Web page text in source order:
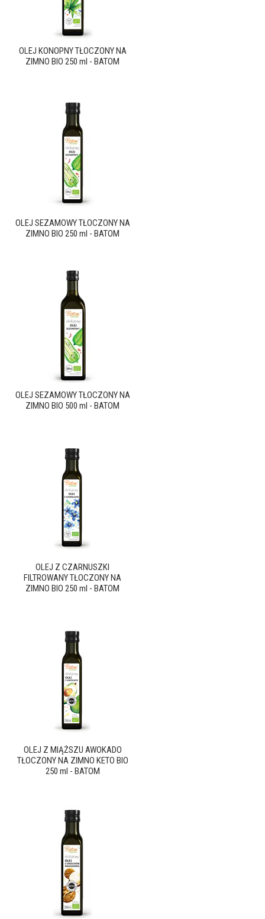
OLEJ KONOPNY TŁOCZONY NA
ZIMNO BIO 250 ml - BATOM
OLEJ SEZAMOWY TŁOCZONY NA
ZIMNO BIO 250 ml - BATOM
OLEJ SEZAMOWY TŁOCZONY NA
ZIMNO BIO 500 ml - BATOM
OLEJ Z CZARNUSZKI
FILTROWANY TŁOCZONY NA
ZIMNO BIO 250 ml - BATOM
OLEJ Z MIĄŻSZU AWOKADO
TŁOCZONY NA ZIMNO KETO BIO
250 ml - BATOM